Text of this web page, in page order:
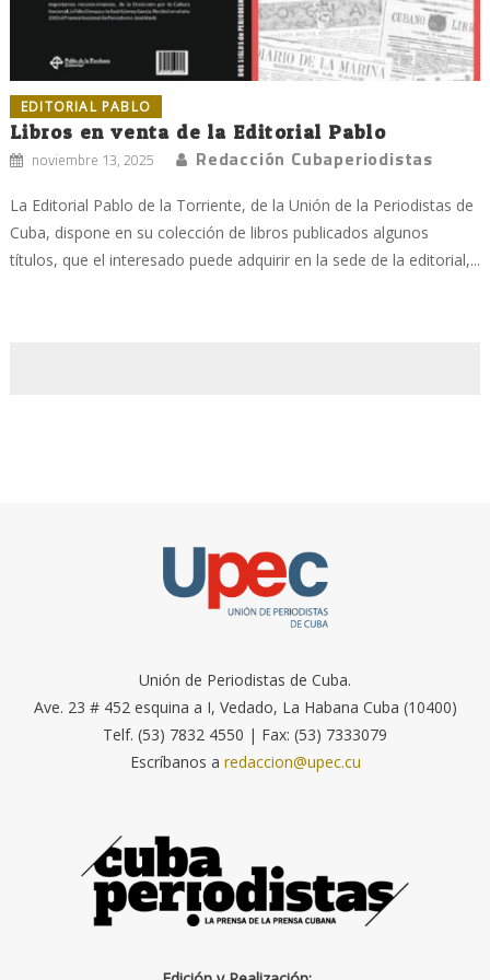
EDITORIAL PABLO
Libros en venta de la Editorial Pablo
noviembre 13, 2025 Redacción Cubaperiodistas
La Editorial Pablo de la Torriente, de la Unión de la Periodistas de
Cuba, dispone en su colección de libros publicados algunos
títulos, que el interesado puede adquirir en la sede de la editorial,...
Unión de Periodistas de Cuba.
Ave. 23 # 452 esquina a I, Vedado, La Habana Cuba (10400)
Telf. (53) 7832 4550 | Fax: (53) 7333079
Escríbanos a redaccion@upec.cu